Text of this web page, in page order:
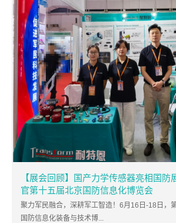
【展会回顾】国产力学传感器亮相国防
官第十五届北京国防信息化博览会
聚力军民融合，深耕军工智造！6月16日-18日，
国防信息化装备与技术博...